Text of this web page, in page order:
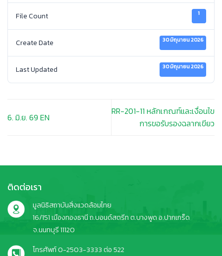
File Count 1
Create Date 30 มิถุนายน 2026
Last Updated 30 มิถุนายน 2026
6. มิ.ย. 69 EN
RR-201-11 หลักเกณฑ์และเงื่อนไข
การขอรับรองฉลากเขียว
ติดต่อเรา
มูลนิธิสถาบันสิ่งแวดล้อมไทย
16/151 เมืองทองธานี ถ.บอนด์สตรีท ต.บางพูด อ.ปากเกร็ด
จ.นนทบุรี 11120
โทรศัพท์ 0-2503-3333 ต่อ 522